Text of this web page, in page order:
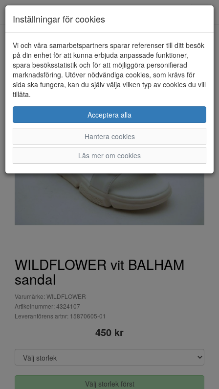
HEM WILDFLOWER
WILDFLOWER vit BALHAM
sandal
Varumärke: WILDFLOWER
Artikelnummer: 4324107
Leverantörens artnr: 15870605-01
450 kr
Välj storlek först
Inställningar för cookies
Vi och våra samarbetspartners sparar referenser till ditt besök
på din enhet för att kunna erbjuda anpassade funktioner,
spara besöksstatistik och för att möjliggöra personifierad
marknadsföring. Utöver nödvändiga cookies, som krävs för
sida ska fungera, kan du själv välja vilken typ av cookies du vill
tillåta.
Acceptera alla
Hantera cookies
Läs mer om cookies